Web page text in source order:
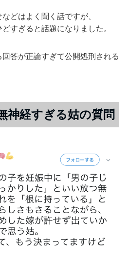
どはよく聞く話ですが、
すぎると話題になりました。
答が正論すぎて公開処刑される
神経すぎる姑の質問